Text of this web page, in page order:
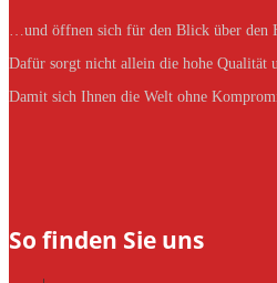
…und öffnen sich für den Blick über den
Dafür sorgt nicht allein die hohe Qualität
Damit sich Ihnen die Welt ohne
So finden Sie uns